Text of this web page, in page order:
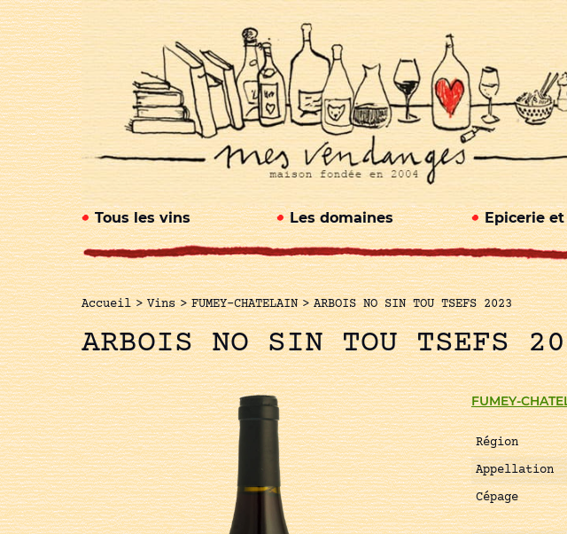
Tous les vins Les domaines Epicerie
Accueil > Vins > FUMEY-CHATELAIN > ARBOIS NO SIN TOU TSEFS 2023
ARBOIS NO SIN TOU TSEFS
FUMEY-
Région
Appellation
Cépage